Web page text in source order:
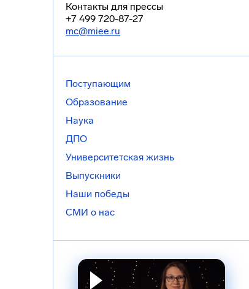
Контакты для прессы
+7 499 720-87-27
mc@miee.ru
Поступающим
Образование
Наука
ДПО
Университетская жизнь
Выпускники
Наши победы
СМИ о нас